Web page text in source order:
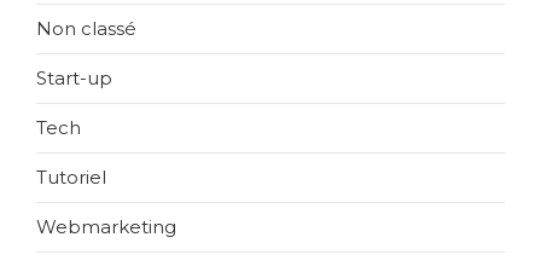
Non classé
Start-up
Tech
Tutoriel
Webmarketing